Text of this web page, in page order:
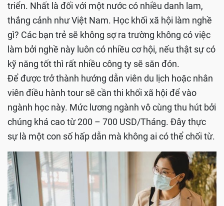
triển. Nhất là đối với một nước có nhiều danh lam,
thắng cảnh như Việt Nam. Học khối xã hội làm nghề
gì? Các bạn trẻ sẽ không sợ ra trường không có việc
làm bởi nghề này luôn có nhiều cơ hội, nếu thật sự có
kỹ năng tốt thì rất nhiều công ty sẽ săn đón.
Để được trở thành hướng dẫn viên du lịch hoặc nhân
viên điều hành tour sẽ cần thi khối xã hội để vào
ngành học này. Mức lương ngành vô cùng thu hút bởi
chúng khá cao từ 200 – 700 USD/Tháng. Đây thực
sự là một con số hấp dẫn mà không ai có thể chối từ.